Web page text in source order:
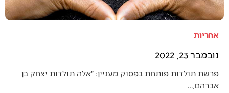
אחריות
נובמבר 23, 2022
פרשת תולדות פותחת בפסוק מעניין: ״אלה תולדות יצחק בן
אברהם,…